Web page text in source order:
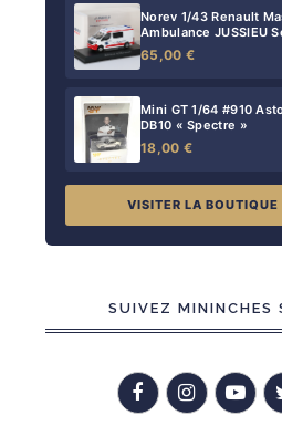
Norev 1/43 Renault
Ambulance JUSSIEU
65,00 €
Mini GT 1/64 #910
DB10 « Spectre »
18,00 €
VISITER LA
SUIVEZ MININCHES